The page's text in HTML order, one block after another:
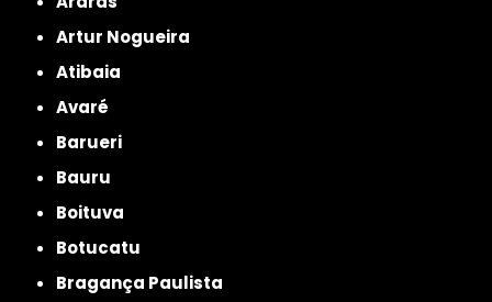
Artur Nogueira
Atibaia
Avaré
Barueri
Bauru
Boituva
Botucatu
Bragança Paulista